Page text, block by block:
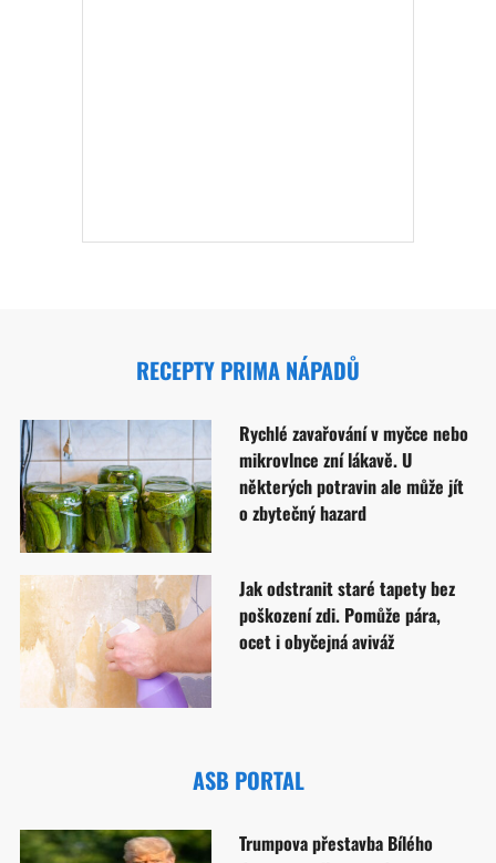
RECEPTY PRIMA NÁPADŮ
Rychlé zavařování v myčce nebo
mikrovlnce zní lákavě. U
některých potravin ale může jít
o zbytečný hazard
Jak odstranit staré tapety bez
poškození zdi. Pomůže pára,
ocet i obyčejná aviváž
ASB PORTAL
Trumpova přestavba Bílého